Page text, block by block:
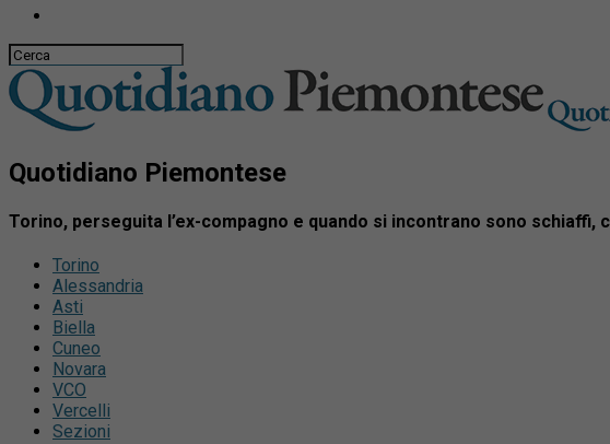
Quotidiano Piemontese
Torino, perseguita l’ex-compagno e quando si incontrano sono schiaffi,
Torino
Alessandria
Asti
Biella
Cuneo
Novara
VCO
Vercelli
Sezioni